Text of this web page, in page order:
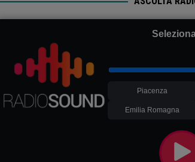
Piacenza
Emilia Romagna